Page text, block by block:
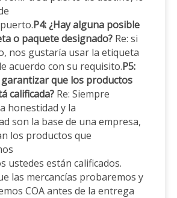
P4: ¿Hay alguna posible
o paquete designado? Re: si
nos gustaría usar la etiqueta
acuerdo con su requisito.P5:
garantizar que los productos
calificada? Re: Siempre
honestidad y la
son la base de una empresa,
los productos que
ustedes están calificados.
las mercancías probaremos y
COA antes de la entrega